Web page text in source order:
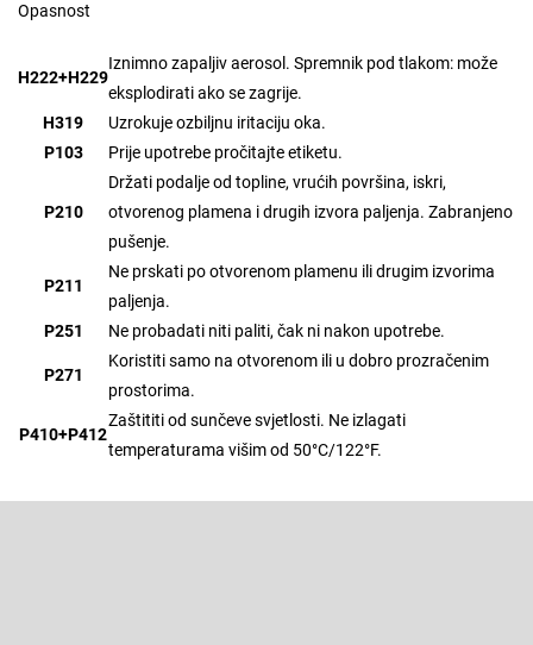
Opasnost
H222+H229
Iznimno zapaljiv aerosol. Spremnik pod tlakom: može
eksplodirati ako se zagrije.
H319
Uzrokuje ozbiljnu iritaciju oka.
P103
Prije upotrebe pročitajte etiketu.
P210
Držati podalje od topline, vrućih površina, iskri,
otvorenog plamena i drugih izvora paljenja. Zabranjeno
pušenje.
P211
Ne prskati po otvorenom plamenu ili drugim izvorima
paljenja.
P251
Ne probadati niti paliti, čak ni nakon upotrebe.
P271
Koristiti samo na otvorenom ili u dobro prozračenim
prostorima.
P410+P412
Zaštititi od sunčeve svjetlosti. Ne izlagati
temperaturama višim od 50°C/122°F.